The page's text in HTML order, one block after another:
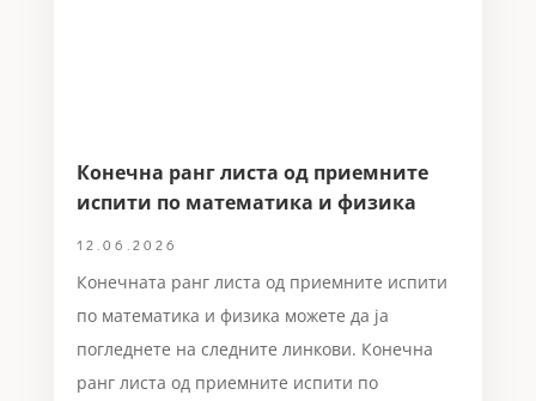
Конечна ранг листа од приемните
испити по математика и физика
12.06.2026
Конечната ранг листа од приемните испити
по математика и физика можете да ја
погледнете на следните линкови. Конечна
ранг листа од приемните испити по